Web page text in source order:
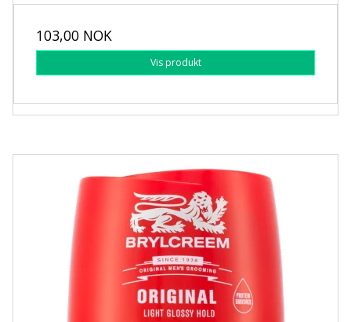
103,00 NOK
Vis produkt